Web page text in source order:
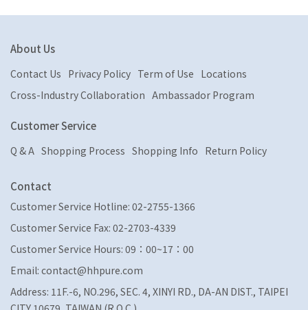
About Us
Contact Us Privacy Policy Term of Use Locations
Cross-Industry Collaboration Ambassador Program
Customer Service
Q & A Shopping Process Shopping Info Return Policy
Contact
Customer Service Hotline: 02-2755-1366
Customer Service Fax: 02-2703-4339
Customer Service Hours: 09：00~17：00
Email: contact@hhpure.com
Address: 11F.-6, NO.296, SEC. 4, XINYI RD., DA-AN DIST., TAIPEI